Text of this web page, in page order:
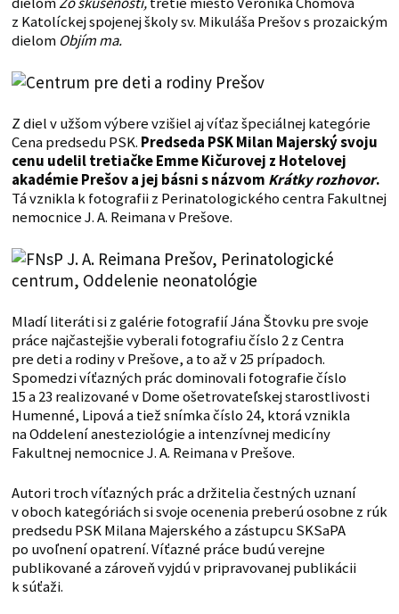
z Katolíckej spojenej školy sv. Mikuláša Prešov s prozaickým
dielom Objím ma.
Z diel v užšom výbere vzišiel aj víťaz špeciálnej kategórie
Cena predsedu PSK. Predseda PSK Milan Majerský svoju
cenu udelil tretiačke Emme Kičurovej z Hotelovej
akadémie Prešov a jej básni s názvom Krátky rozhovor.
Tá vznikla k fotografii z Perinatologického centra Fakultnej
nemocnice J. A. Reimana v Prešove.
Mladí literáti si z galérie fotografií Jána Štovku pre svoje
práce najčastejšie vyberali fotografiu číslo 2 z Centra
pre deti a rodiny v Prešove, a to až v 25 prípadoch.
Spomedzi víťazných prác dominovali fotografie číslo
15 a 23 realizované v Dome ošetrovateľskej starostlivosti
Humenné, Lipová a tiež snímka číslo 24, ktorá vznikla
na Oddelení anesteziológie a intenzívnej medicíny
Fakultnej nemocnice J. A. Reimana v Prešove.
Autori troch víťazných prác a držitelia čestných uznaní
v oboch kategóriách si svoje ocenenia preberú osobne z rúk
predsedu PSK Milana Majerského a zástupcu SKSaPA
po uvoľnení opatrení. Víťazné práce budú verejne
publikované a zároveň vyjdú v pripravovanej publikácii
k súťaži.